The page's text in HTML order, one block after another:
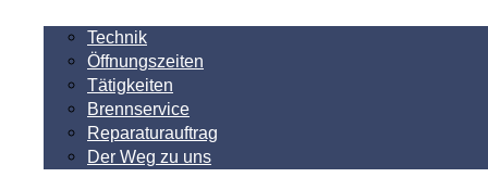
Technik
Öffnungszeiten
Tätigkeiten
Brennservice
Reparaturauftrag
Der Weg zu uns